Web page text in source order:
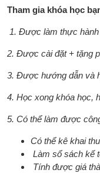
Tham gia khóa học
1. Được làm thực hành
2. Được cài đặt + tặng
3. Được hướng dẫn và
4. Học xong khóa học,
5. Có thể làm được
Có thể kê khai
Làm sổ sách kế
Tính được giá